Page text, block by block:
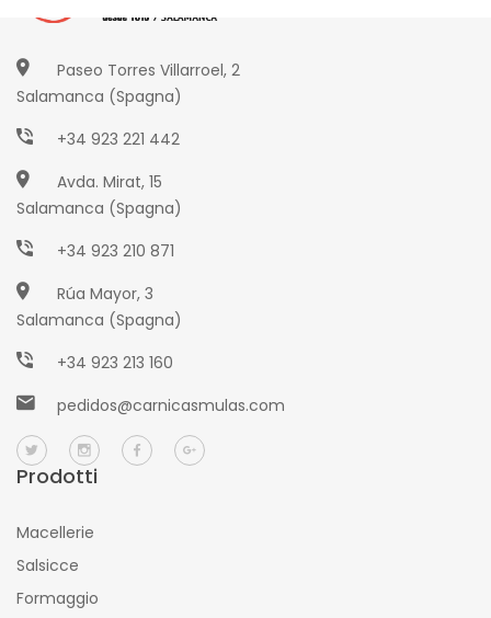
Paseo Torres Villarroel, 2
Salamanca (Spagna)
+34 923 221 442
Avda. Mirat, 15
Salamanca (Spagna)
+34 923 210 871
Rúa Mayor, 3
Salamanca (Spagna)
+34 923 213 160
pedidos@carnicasmulas.com
Prodotti
Macellerie
Salsicce
Formaggio